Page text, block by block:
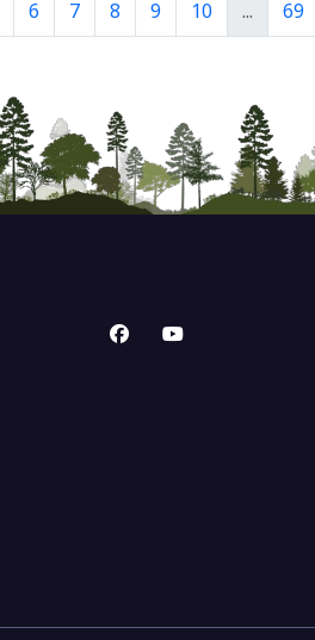
6 7 8 9 10 ... 69